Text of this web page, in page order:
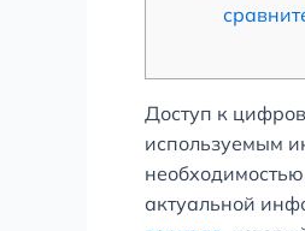
Доступ к
используемым
актуальной